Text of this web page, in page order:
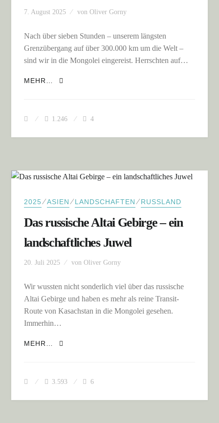
7. August 2025 von Oliver Gorny
Nach über sieben Stunden – unserem längsten
Grenzübergang auf über 300.000 km um die Welt –
sind wir in die Mongolei eingereist. Herrschten auf…
MEHR…
MONGOLEI WEST: DAS ALTAI, ADLERJÄGER
1.246 4
2025 ⁄ASIEN ⁄LANDSCHAFTEN ⁄RUSSLAND
Das russische Altai Gebirge – ein
landschaftliches Juwel
20. Juli 2025 von Oliver Gorny
Wir wussten nicht sonderlich viel über das russische
Altai Gebirge und haben es mehr als reine Transit-
Route von Kasachstan in die Mongolei gesehen.
Immerhin…
MEHR…
DAS RUSSISCHE ALTAI GEBIRGE – EIN
3.593 6